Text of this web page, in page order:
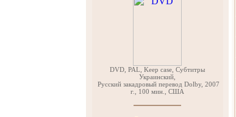
DVD, PAL, Keep case, Субтитры
Украинский,
Русский закадровый перевод Dolby, 2007
г., 100 мин., США